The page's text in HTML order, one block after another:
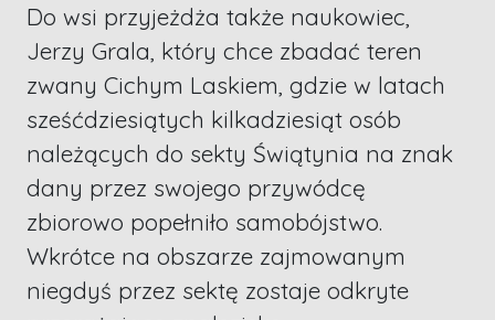
Do wsi przyjeżdża także naukowiec,
Jerzy Grala, który chce zbadać teren
zwany Cichym Laskiem, gdzie w latach
sześćdziesiątych kilkadziesiąt osób
należących do sekty Świątynia na znak
dany przez swojego przywódcę
zbiorowo popełniło samobójstwo.
Wkrótce na obszarze zajmowanym
niegdyś przez sektę zostaje odkryte